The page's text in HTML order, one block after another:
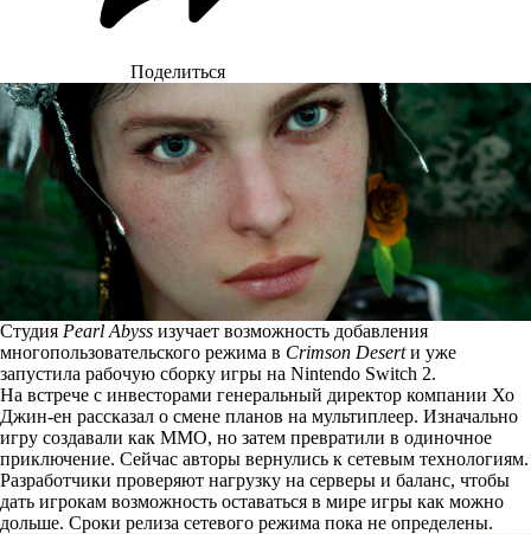
Поделиться
Студия Pearl Abyss изучает возможность добавления
многопользовательского режима в Crimson Desertи уже
запустила рабочую сборку игры на Nintendo Switch 2.
На встрече с инвесторами генеральный директор компании Хо
Джин-ен рассказал о смене планов на мультиплеер. Изначально
игру создавали как MMO, но затем превратили в одиночное
приключение. Сейчас авторы вернулись к сетевым технологиям.
Разработчики проверяют нагрузку на серверы и баланс, чтобы
дать игрокам возможность оставаться в мире игры как можно
дольше. Сроки релиза сетевого режима пока не определены.